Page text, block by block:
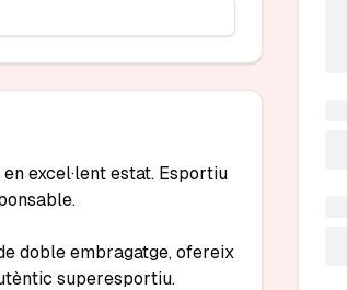
excel·lent estat. Esportiu
doble embragatge, ofereix
superesportiu.